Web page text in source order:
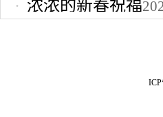
2022-10-24 12:09:37
浓浓的新春祝福
ICP